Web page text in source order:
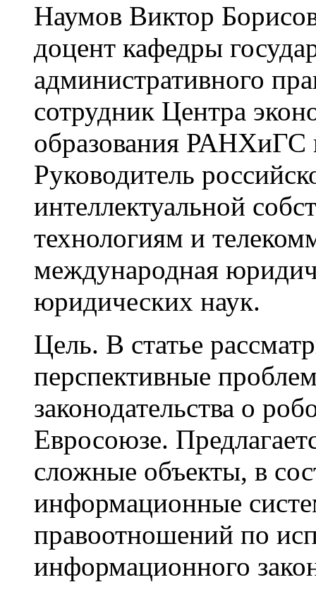
Наумов Виктор
доцент кафедры
административного
сотрудник Центра
образования РАНХиГС
Руководитель
интеллектуальной
технологиям и
международная
юридических наук.
Цель. В статье
перспективные
законодательства о
Евросоюзе.
сложные объекты, в
информационные
правоотношений по
информационного